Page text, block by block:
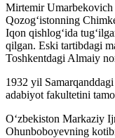
Mirtemir
Qozog‘istonning
Iqon qishlog‘ida
qilgan. Eski tartibdagi
Toshkentdagi Almaiy
1932 yil
adabiyot fakultetini
O‘zbekiston Markaziy
Ohunboboyevning